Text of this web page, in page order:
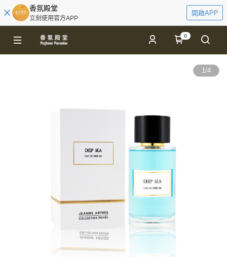
香氛殿堂
立刻使用官方APP
開啟APP
0
1/4